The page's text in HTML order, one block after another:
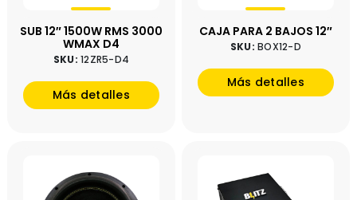
SUB 12″ 1500W RMS 3000
WMAX D4
SKU:12ZR5-D4
Más detalles
CAJA PARA 2 BAJOS 12″
SKU:BOX12-D
Más detalles